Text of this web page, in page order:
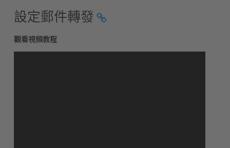
設定郵件轉發
觀看視頻教程